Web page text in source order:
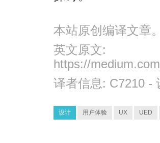
本站原创编译文章
英文原文:
https://
译者信息: C7210 -
设计 用户体验 UX UED